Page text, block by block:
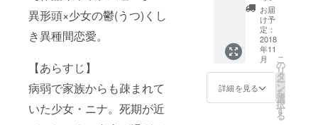
異形頭×少女の鬱(うつ)くし
き異種間恋愛。
【あらすじ】
病弱で家族からも疎まれて
いた少女・ニナ。死期が近
場合
は、
CAMPF
IREのア
カウン
ト名を
クレ
ジット
共通で
著者描
き下ろ
しお礼
イラス
トデー
タ
巻(紙・
電子と
もに)に
お名前
をクレ
ジット
(2)単行
本1巻
(紙)1
お届
け予
定：
2018
年11
月
詳細を見る
こ
の
リ
タ
ー
ン
を
選
択
す
る